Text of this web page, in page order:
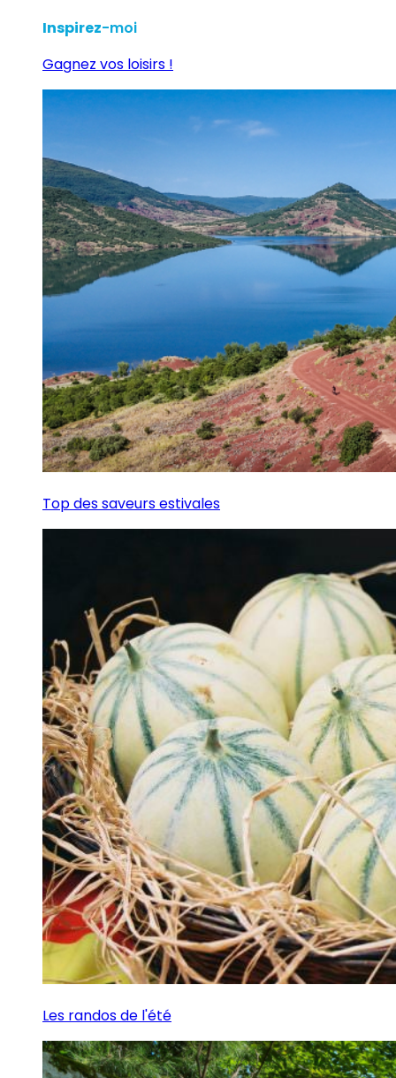
Inspirez-moi
Gagnez vos loisirs !
Top des saveurs estivales
Les randos de l'été